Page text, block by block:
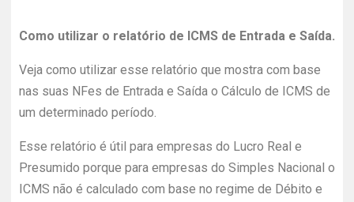
Como utilizar o relatório de ICMS de Entrada e Saída.
Veja como utilizar esse relatório que mostra com base
nas suas NFes de Entrada e Saída o Cálculo de ICMS de
um determinado período.
Esse relatório é útil para empresas do Lucro Real e
Presumido porque para empresas do Simples Nacional o
ICMS não é calculado com base no regime de Débito e